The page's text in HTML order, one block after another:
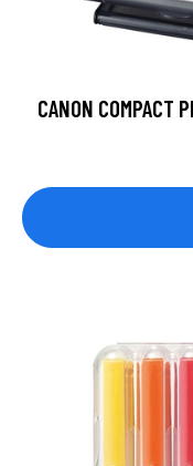
CANON COMPACT